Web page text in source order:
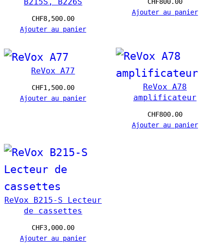
0
CHF8,500.00
Ajouter au panier
Ajouter au panier
ReVox A77
CHF1,500.00
Ajouter au panier
ReVox A78
amplificateur
CHF800.00
Ajouter au panier
ReVox B215-S Lecteur
de cassettes
CHF3,000.00
Ajouter au panier